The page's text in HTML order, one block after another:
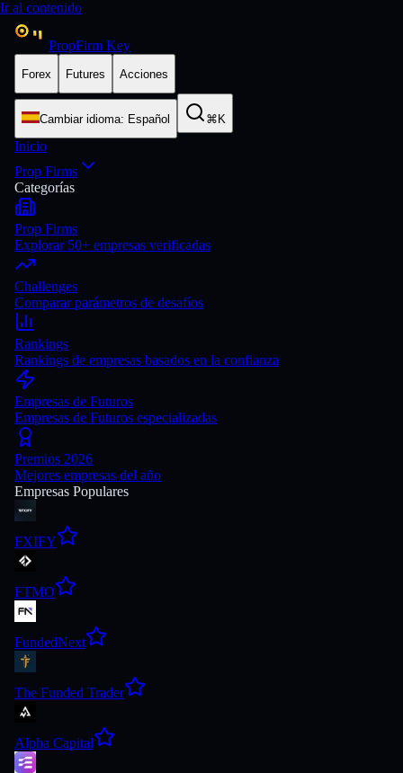
Ir al contenido
PropFirm Key
Forex Futures Acciones
Cambiar idioma: Español ⌘K
Inicio
Prop Firms
Categorías
Prop Firms
Explorar 50+ empresas verificadas
Challenges
Comparar parámetros de desafíos
Rankings
Rankings de empresas basados en la confianza
Empresas de Futuros
Empresas de Futuros especializadas
Premios 2026
Mejores empresas del año
Empresas Populares
FXIFY
FTMO
FundedNext
The Funded Trader
Alpha Capital